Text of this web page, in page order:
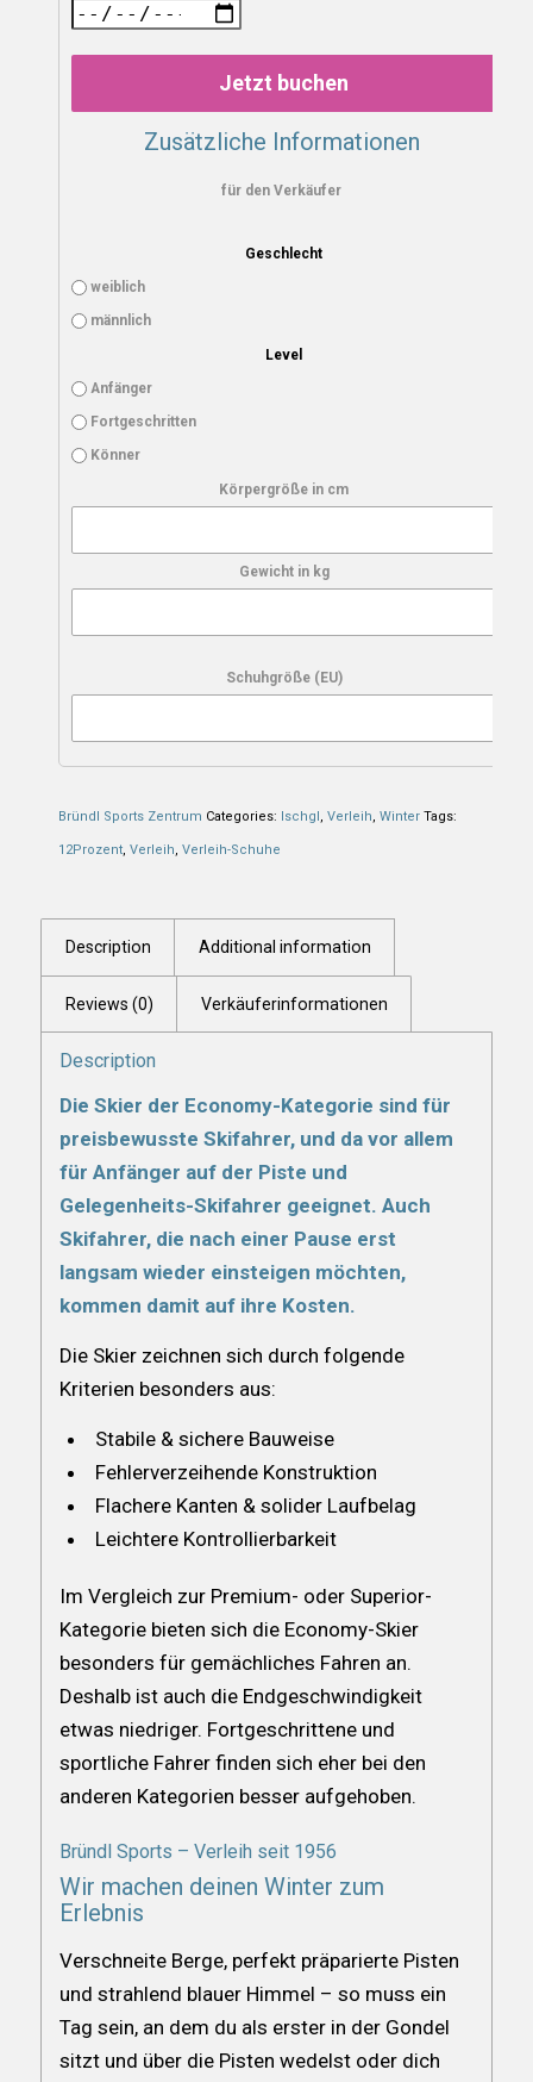
Jetzt buchen
Zusätzliche Informationen
für den Verkäufer
Geschlecht
weiblich
männlich
Level
Anfänger
Fortgeschritten
Könner
Körpergröße in cm
Gewicht in kg
Schuhgröße (EU)
Bründl Sports Zentrum Categories: Ischgl , Verleih, Winter Tags:
12Prozent, Verleih, Verleih-Schuhe
Description Additional information
Reviews (0) Verkäuferinformationen
Description
Die Skier der Economy-Kategorie sind für
preisbewusste Skifahrer, und da vor allem
für Anfänger auf der Piste und
Gelegenheits-Skifahrer geeignet. Auch
Skifahrer, die nach einer Pause erst
langsam wieder einsteigen möchten,
kommen damit auf ihre Kosten.
Die Skier zeichnen sich durch folgende
Kriterien besonders aus:
Stabile & sichere Bauweise
Fehlerverzeihende Konstruktion
Flachere Kanten & solider Laufbelag
Leichtere Kontrollierbarkeit
Im Vergleich zur Premium- oder Superior-
Kategorie bieten sich die Economy-Skier
besonders für gemächliches Fahren an.
Deshalb ist auch die Endgeschwindigkeit
etwas niedriger. Fortgeschrittene und
sportliche Fahrer finden sich eher bei den
anderen Kategorien besser aufgehoben.
Bründl Sports – Verleih seit 1956
Wir machen deinen Winter zum
Erlebnis
Verschneite Berge, perfekt präparierte Pisten
und strahlend blauer Himmel – so muss ein
Tag sein, an dem du als erster in der Gondel
sitzt und über die Pisten wedelst oder dich